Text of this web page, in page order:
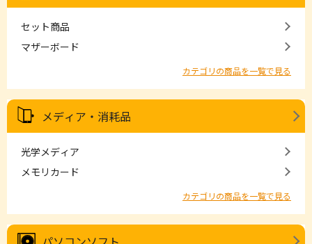
セット商品
マザーボード
カテゴリの商品を一覧で見る
メディア・消耗品
光学メディア
メモリカード
カテゴリの商品を一覧で見る